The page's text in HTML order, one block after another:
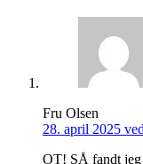
Fru Olsen
28. april 2025
OT! SÅ fandt jeg